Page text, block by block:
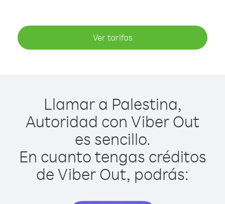
Ver tarifas
Llamar a Palestina,
Autoridad con Viber Out
es sencillo.
En cuanto tengas créditos
de Viber Out, podrás: